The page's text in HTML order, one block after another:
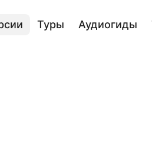
Туры Аудиогиды